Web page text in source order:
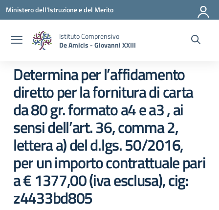
Vai ai contenuti
Vai al menu di navigazione
Vai al footer
Ministero dell'Istruzione e del Merito
Istituto Comprensivo
De Amicis - Giovanni XXIII
Determina per l’affidamento
diretto per la fornitura di carta
da 80 gr. formato a4 e a3 , ai
sensi dell’art. 36, comma 2,
lettera a) del d.lgs. 50/2016,
per un importo contrattuale pari
a € 1377,00 (iva esclusa), cig:
z4433bd805